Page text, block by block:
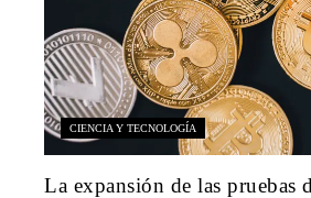
CIENCIA Y TECNOLOGÍA
La expansión de las pruebas